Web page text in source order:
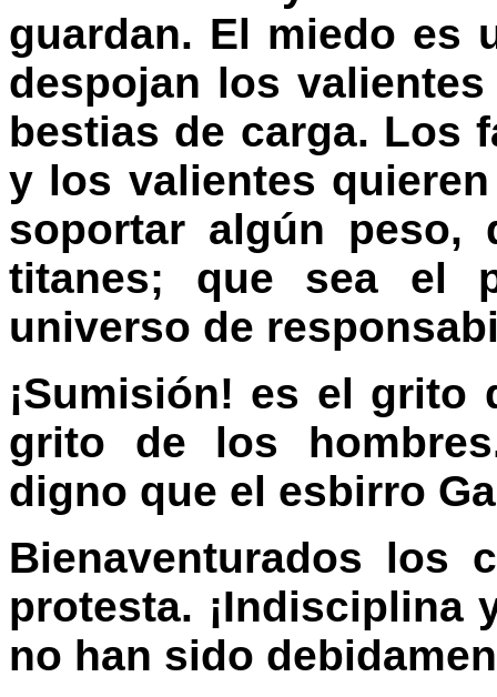
guardan. El miedo es
despojan los
bestias de carga. Los
y los valientes
soportar algún peso,
titanes; que sea el
universo de
¡Sumisión! es el grito
grito de los
digno que el esbirro
Bienaventurados los
protesta. ¡Indisciplina
no han sido